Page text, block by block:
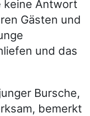
keine Antwort
Gästen und
und das
Bursche,
bemerkt